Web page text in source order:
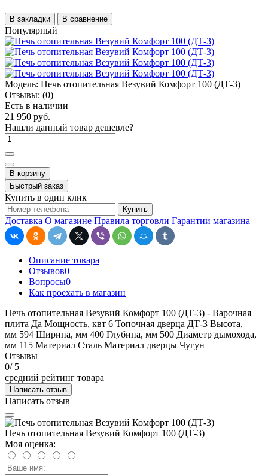
В закладки В сравнение
Популярный
Модель: Печь отопительная Везувий Комфорт 100 (ДТ-3)
Отзывы: (0)
Есть в наличии
21 950 руб.
Нашли данный товар дешевле?
В корзину
Быстрый заказ
Купить в один клик
Купить
Доставка О магазине Правила торговли Гарантии магазина
Описание товара
Отзывов0
Вопросы0
Как проехать в магазин
Печь отопительная Везувий Комфорт 100 (ДТ-3) - Варочная
плита Да Мощность, квт 6 Топочная дверца ДТ-3 Высота,
мм 594 Ширина, мм 400 Глубина, мм 500 Диаметр дымохода,
мм 115 Материал Сталь Материал дверцы Чугун
Отзывы
0/ 5
средний рейтинг товара
Написать отзыв
Написать отзыв
Печь отопительная Везувий Комфорт 100 (ДТ-3)
Моя оценка: